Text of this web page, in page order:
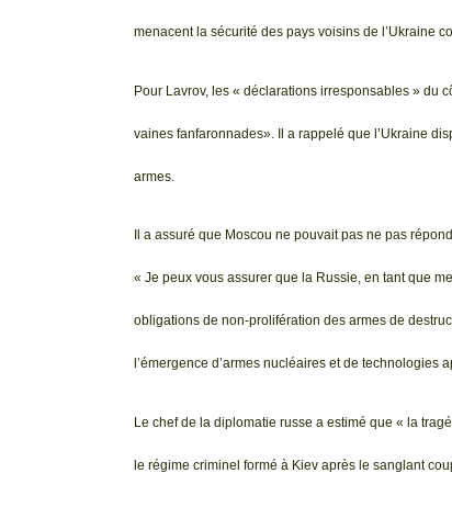
menacent la sécurité des pays voisins de l’Ukraine
Pour Lavrov, les « déclarations irresponsables » du
vaines fanfaronnades». Il a rappelé que l’Ukraine
armes.
Il a assuré que Moscou ne pouvait pas ne pas
« Je peux vous assurer que la Russie, en tant que
obligations de non-prolifération des armes de
l’émergence d’armes nucléaires et de technologies
Le chef de la diplomatie russe a estimé que « la
le régime criminel formé à Kiev après le sanglant